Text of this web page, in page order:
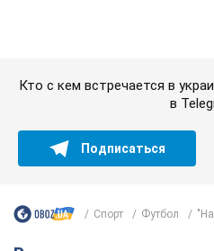
Важное